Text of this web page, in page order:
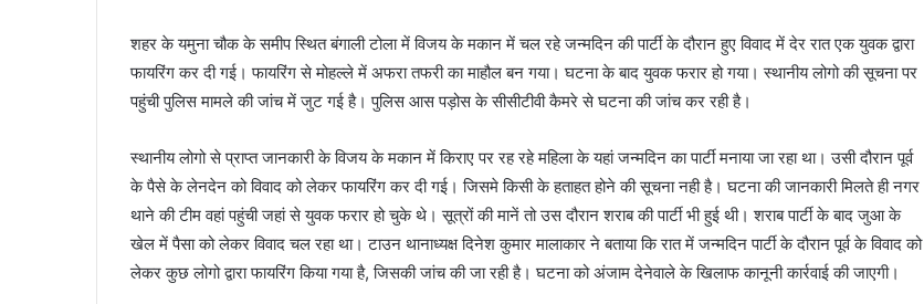
i
l
शहर के यमुना चौक के समीप स्थित बंगाली टोला में विजय के मकान में चल रहे जन्मदिन की पार्टी के दौरान हुए विवाद में देर रात एक युवक द्वारा
फायरिंग कर दी गई। फायरिंग से मोहल्ले में अफरा तफरी का माहौल बन गया। घटना के बाद युवक फरार हो गया। स्थानीय लोगो की सूचना पर
पहुंची पुलिस मामले की जांच में जुट गई है। पुलिस आस पड़ोस के सीसीटीवी कैमरे से घटना की जांच कर रही है।
स्थानीय लोगो से प्राप्त जानकारी के विजय के मकान में किराए पर रह रहे महिला के यहां जन्मदिन का पार्टी मनाया जा रहा था। उसी दौरान पूर्व
के पैसे के लेनदेन को विवाद को लेकर फायरिंग कर दी गई। जिसमे किसी के हताहत होने की सूचना नही है। घटना की जानकारी मिलते ही नगर
थाने की टीम वहां पहुंची जहां से युवक फरार हो चुके थे। सूत्रों की मानें तो उस दौरान शराब की पार्टी भी हुई थी। शराब पार्टी के बाद जुआ के
खेल में पैसा को लेकर विवाद चल रहा था। टाउन थानाध्यक्ष दिनेश कुमार मालाकार ने बताया कि रात में जन्मदिन पार्टी के दौरान पूर्व के विवाद को
लेकर कुछ लोगो द्वारा फायरिंग किया गया है, जिसकी जांच की जा रही है। घटना को अंजाम देनेवाले के खिलाफ कानूनी कार्रवाई की जाएगी।